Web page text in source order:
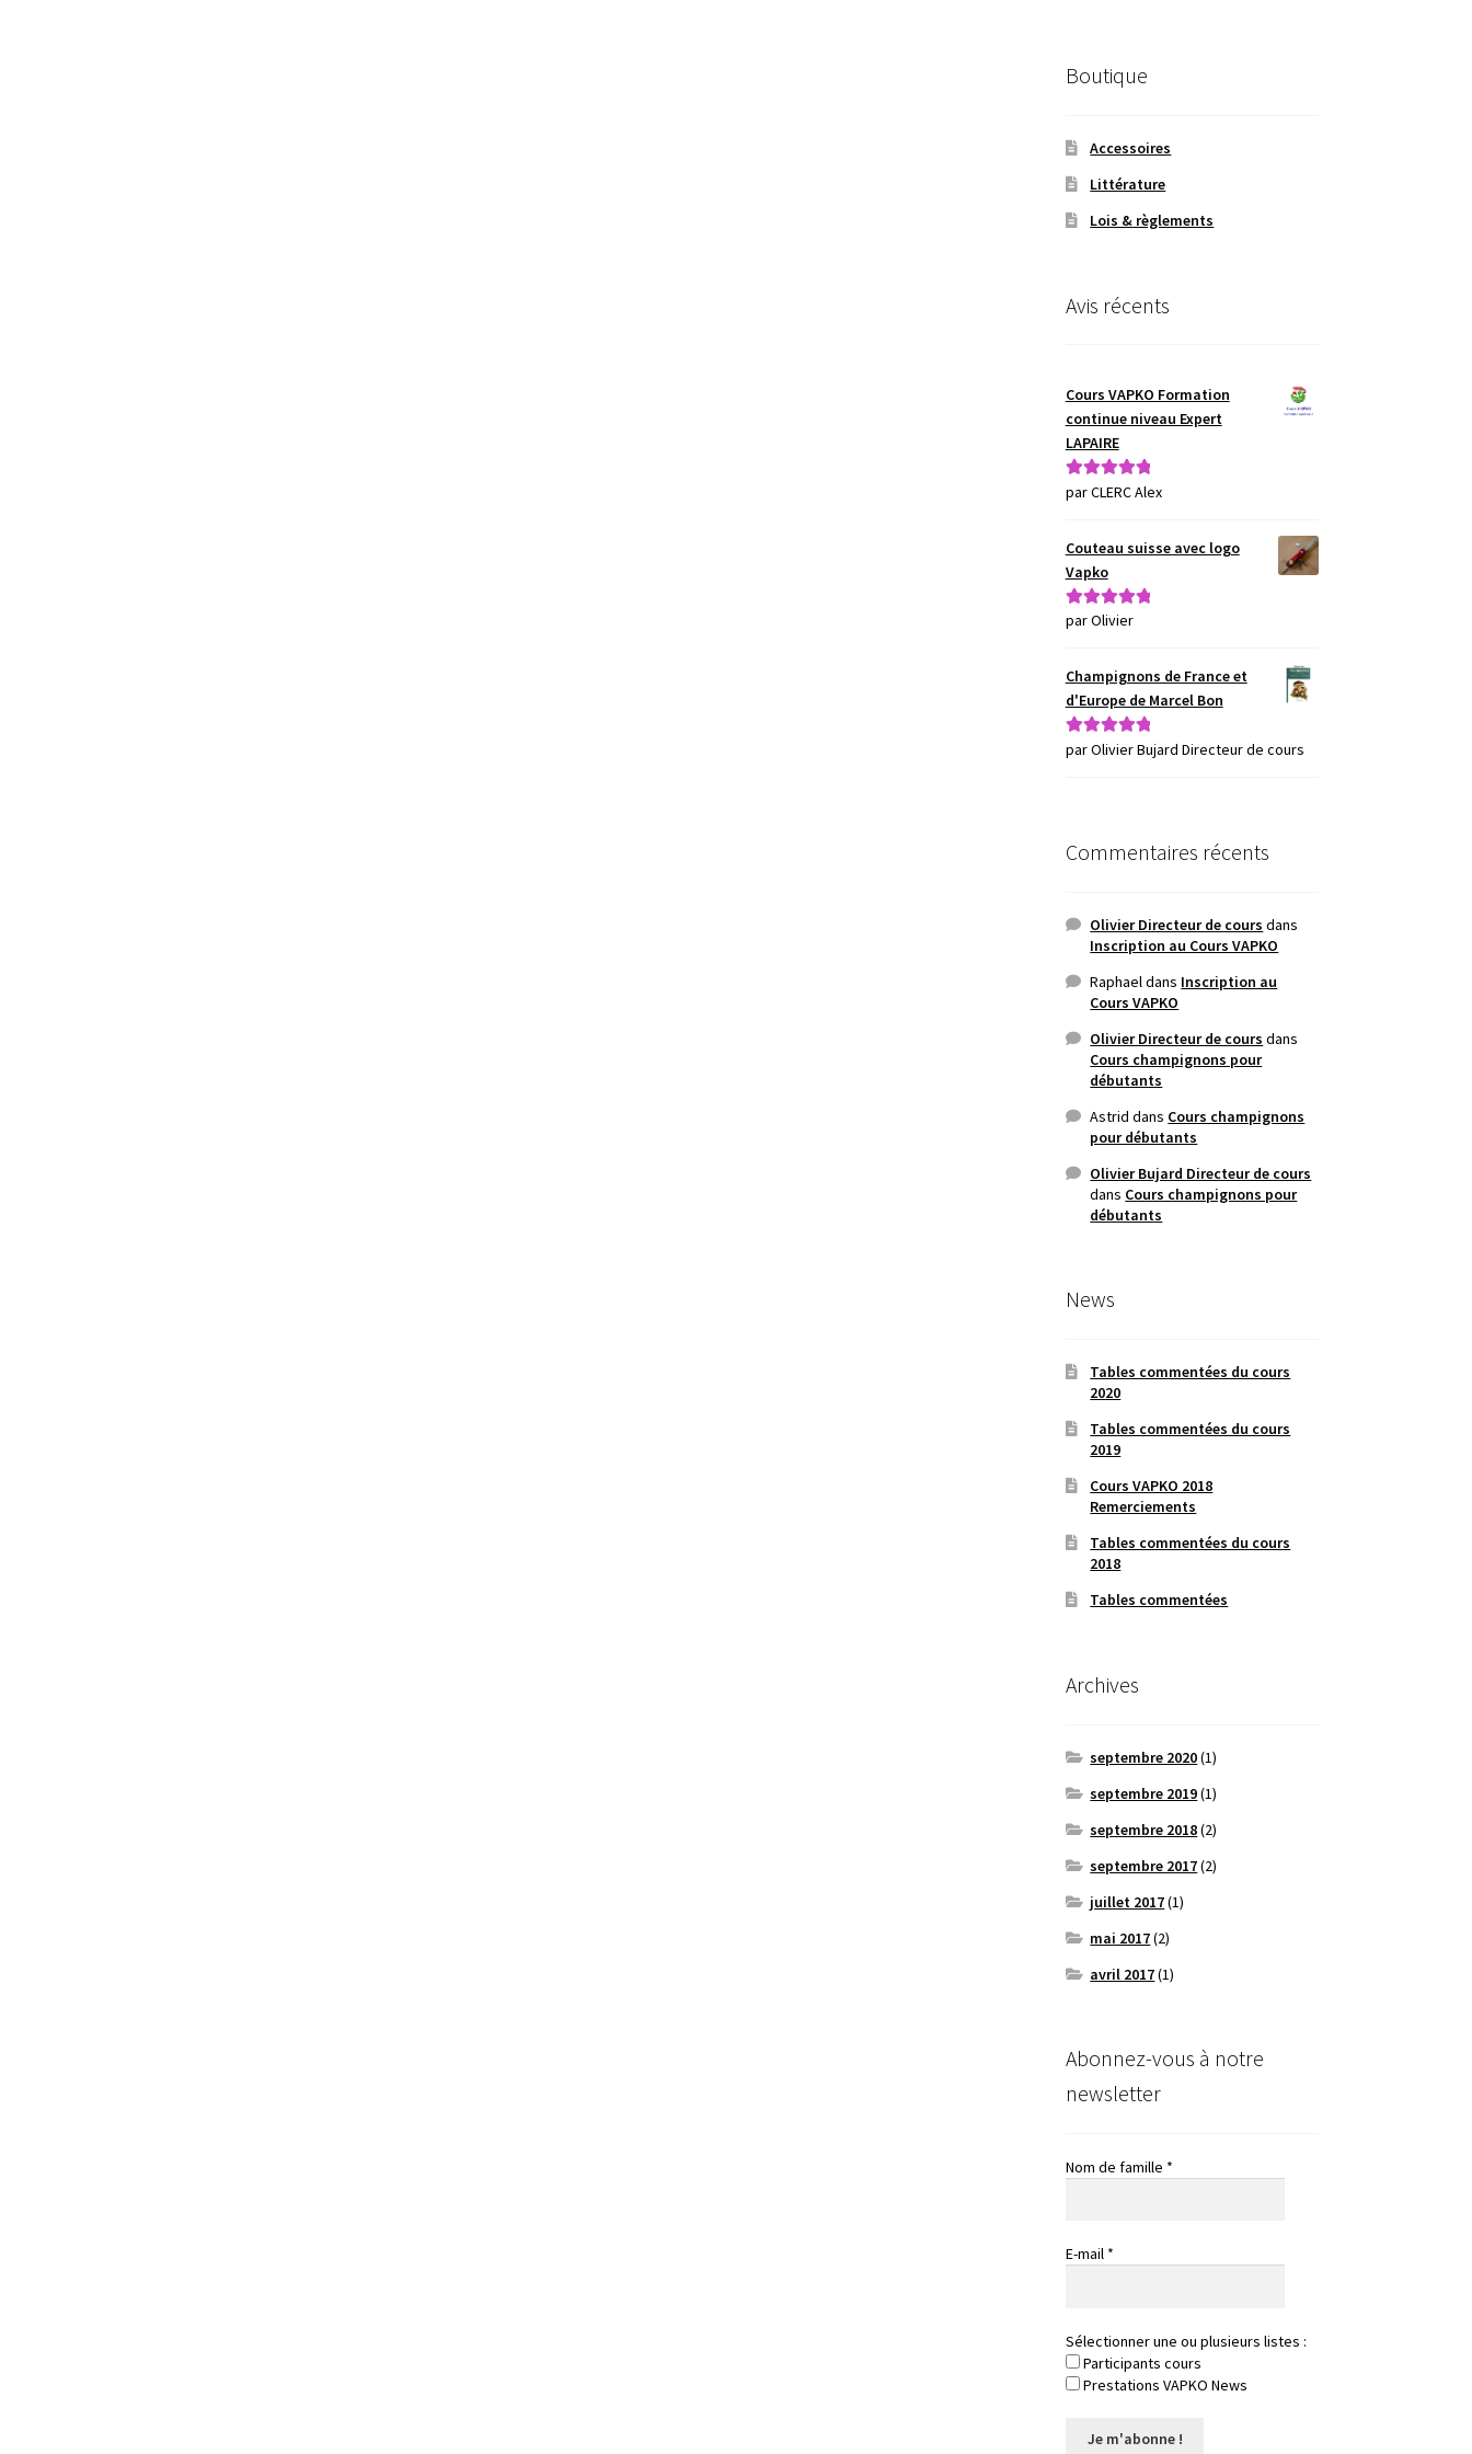
Boutique
Accessoires
Littérature
Lois & règlements
Avis récents
Cours VAPKO Formation
continue niveau Expert
LAPAIRE
Note5sur 5
par CLERC Alex
Couteau suisse avec logo
Vapko
Note5sur 5
par Olivier
Champignons de France et
d'Europe de Marcel Bon
Note5sur 5
par Olivier Bujard Directeur de cours
Commentaires récents
Olivier Directeur de cours dans
Inscription au Cours VAPKO
Raphael dans Inscription au
Cours VAPKO
Olivier Directeur de cours dans
Cours champignons pour
débutants
Astrid dans Cours champignons
pour débutants
Olivier Bujard Directeur de cours
dans Cours champignons pour
débutants
News
Tables commentées du cours
2020
Tables commentées du cours
2019
Cours VAPKO 2018
Remerciements
Tables commentées du cours
2018
Tables commentées
Archives
septembre 2020(1)
septembre 2019(1)
septembre 2018(2)
septembre 2017(2)
juillet 2017(1)
mai 2017(2)
avril 2017(1)
Abonnez-vous à notre
newsletter
Nom de famille *
E-mail *
Sélectionner une ou plusieurs listes :
Participants cours
Prestations VAPKO News